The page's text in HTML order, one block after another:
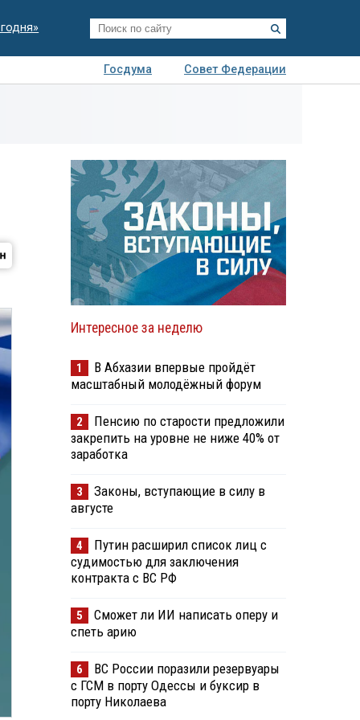
Госдума
Совет Федерации
Интересное за неделю
1
В Абхазии впервые пройдёт
масштабный молодёжный форум
2
Пенсию по старости предложили
закрепить на уровне не ниже 40% от
заработка
3
Законы, вступающие в силу в
августе
4
Путин расширил список лиц с
судимостью для заключения
контракта с ВС РФ
5
Сможет ли ИИ написать оперу и
спеть арию
6
ВС России поразили резервуары
с ГСМ в порту Одессы и буксир в
порту Николаева